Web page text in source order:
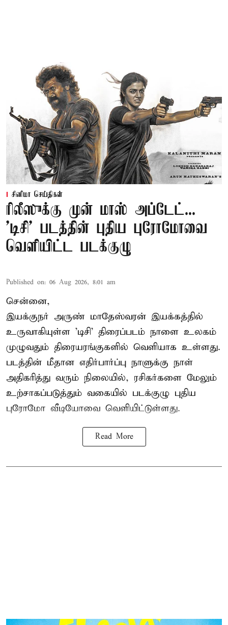
சினிமா செய்திகள்
ரிலீஸுக்கு முன் மாஸ் அப்டேட்...
'டிசி' படத்தின் புதிய புரோமோவை
வெளியிட்ட படக்குழு
Published on: 06 Aug 2026, 8:01 am
சென்னை,
இயக்குநர் அருண் மாதேஸ்வரன் இயக்கத்தில்
உருவாகியுள்ள 'டிசி' திரைப்படம் நாளை உலகம்
முழுவதும் திரையரங்குகளில் வெளியாக உள்ளது.
படத்தின் மீதான எதிர்பார்ப்பு நாளுக்கு நாள்
அதிகரித்து வரும் நிலையில், ரசிகர்களை மேலும்
உற்சாகப்படுத்தும் வகையில் படக்குழு புதிய
புரோமோ வீடியோவை வெளியிட்டுள்ளது.
Read More